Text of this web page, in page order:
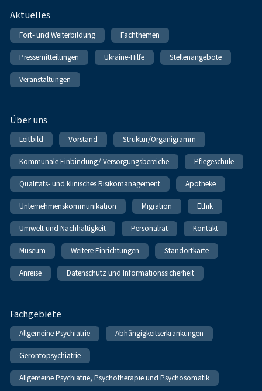
Fußnavigation
Aktuelles
Fort- und Weiterbildung Fachthemen
Pressemitteilungen Ukraine-Hilfe Stellenangebote
Veranstaltungen
Über uns
Leitbild Vorstand Struktur/Organigramm
Kommunale Einbindung/ Versorgungsbereiche Pflegeschule
Qualitäts- und klinisches Risikomanagement Apotheke
Unternehmenskommunikation Migration Ethik
Umwelt und Nachhaltigkeit Personalrat Kontakt
Museum Weitere Einrichtungen Standortkarte
Anreise Datenschutz und Informationssicherheit
Fachgebiete
Allgemeine Psychiatrie Abhängigkeitserkrankungen
Gerontopsychiatrie
Allgemeine Psychiatrie, Psychotherapie und Psychosomatik